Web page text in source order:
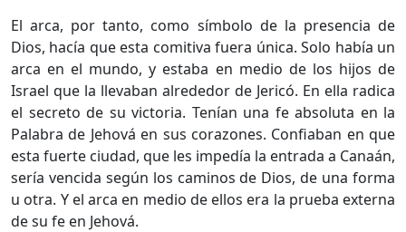
El arca, por tanto, como símbolo de la presencia de
Dios, hacía que esta comitiva fuera única. Solo había un
arca en el mundo, y estaba en medio de los hijos de
Israel que la llevaban alrededor de Jericó. En ella radica
el secreto de su victoria. Tenían una fe absoluta en la
Palabra de Jehová en sus corazones. Confiaban en que
esta fuerte ciudad, que les impedía la entrada a Canaán,
sería vencida según los caminos de Dios, de una forma
u otra. Y el arca en medio de ellos era la prueba externa
de su fe en Jehová.